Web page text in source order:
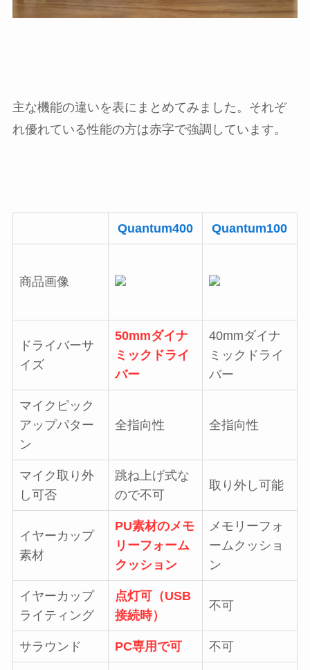
主な機能の違いを表にまとめてみました。それぞ
れ優れている性能の方は赤字で強調しています。
Quantum400 Quantum100
商品画像
ドライバーサ
イズ
50mmダイナ
ミックドライ
バー
40mmダイナ
ミックドライ
バー
マイクピック
アップパター
ン
全指向性 全指向性
マイク取り外
し可否
跳ね上げ式な
ので不可
取り外し可能
イヤーカップ
素材
PU素材のメモ
リーフォーム
クッション
メモリーフォ
ームクッショ
ン
イヤーカップ
ライティング
点灯可（USB
接続時）
不可
サラウンド PC専用で可 不可